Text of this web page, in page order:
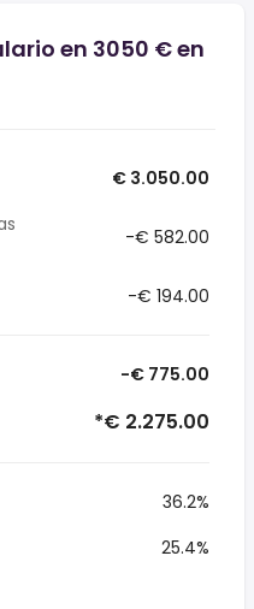
en 3050 € en
€ 3.050.00
-€ 582.00
-€ 194.00
-€ 775.00
*€ 2.275.00
36.2%
25.4%